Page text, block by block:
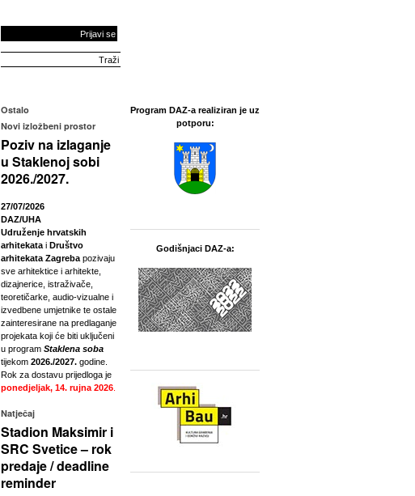
Prijavi se
Ostalo
Novi izložbeni prostor
Poziv na izlaganje
u Staklenoj sobi
2026./2027.
27/07/2026
DAZ/UHA
Udruženje hrvatskih
arhitekata i Društvo
arhitekata Zagreba pozivaju
sve arhitektice i arhitekte,
dizajnerice, istraživače,
teoretičarke, audio-vizualne i
izvedbene umjetnike te ostale
zainteresirane na predlaganje
projekata koji će biti uključeni
u program Staklena soba
tijekom 2026./2027. godine.
Rok za dostavu prijedloga je
ponedjeljak, 14. rujna 2026
Natječaj
Stadion Maksimir i
SRC Svetice – rok
predaje / deadline
reminder
Program DAZ-a realiziran je uz
potporu:
Godišnjaci DAZ-a: